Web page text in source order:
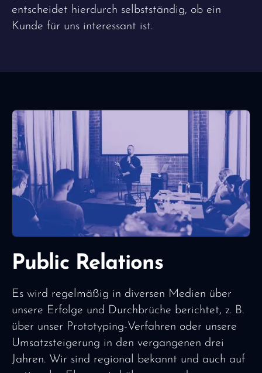
entscheidet hierdurch selbstständig, ob ein
Kunde für uns interessant ist.
Public Relations
Es wird regelmäßig in diversen Medien über
unsere Erfolge und Durchbrüche berichtet, z. B.
über unser Prototyping-Verfahren oder unsere
Umsatzsteigerung in den vergangenen drei
Jahren. Wir sind regional bekannt und auch auf